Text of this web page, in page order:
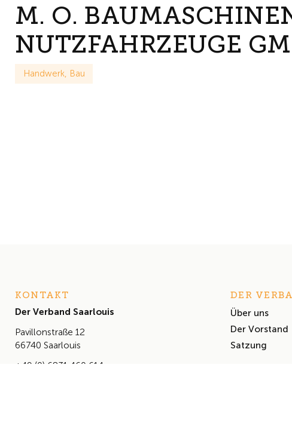
M. O.
NUTZFAHRZEUGE
Handwerk, Bau
KONTAKT
Der Verband Saarlouis
Pavillonstraße 12
66740 Saarlouis
+49 (0) 6831 460 614
DER
Über uns
Der Vorstand
Satzung